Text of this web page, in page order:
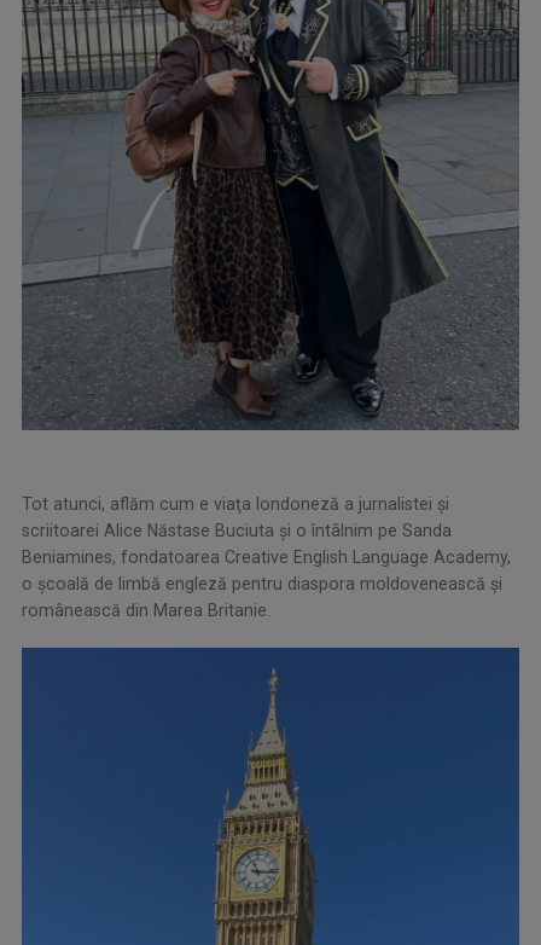
Tot atunci, aflăm cum e viaţa londoneză a jurnalistei şi
scriitoarei Alice Năstase Buciuta şi o întâlnim pe Sanda
Beniamines, fondatoarea Creative English Language Academy,
o școală de limbă engleză pentru diaspora moldovenească și
românească din Marea Britanie.